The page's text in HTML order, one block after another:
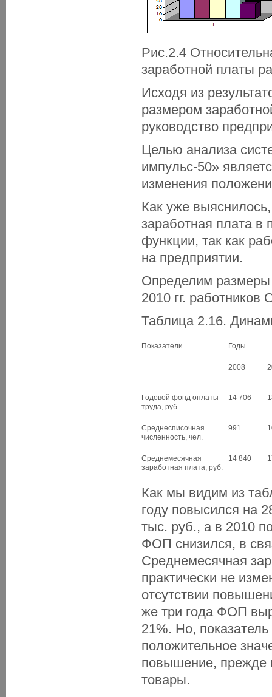
Рис.2.4
заработной платы
Исходя из
размером
руководство
Целью анализа
импульс-50»
изменения
Как уже
заработная плата
функции, так как
на предприятии.
Определим размеры
2010 гг.
Таблица 2.16.
Показатели Годы
2008
Годовой фонд оплаты
труда, руб.
14 706
Среднесписочная
численность, чел.
991
Среднемесячная
заработная плата, руб.
14 840
Как мы видим из
году повысился на
тыс. руб., а в 2010
ФОП снизился, в
Среднемесячная
практически не
отсутствии
же три года ФОП
21%. Но, показатель
положительное
повышение, прежде
товары.